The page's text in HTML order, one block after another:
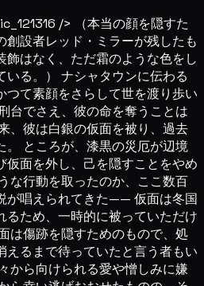
/> （本当の顔を隠すた
創設者レッド・ミラーが残したも
飾はなく、ただ霜のような色をし
いる。） ナシャタウンに伝わる
つて素顔をさらして世を渡り歩い
台でさえ、彼の命を奪うことは
、彼は白銀の仮面を被り、過去
。 ところが、漆黒の災厄が辺境
仮面を外し、己を隠すことをやめ
な行動を取ったのか、ここ数百
が唱えられてきた—— 仮面は冬国
るため、一時的に被っていただけ
は傷跡を隠すためのもので、処
えるまで待っていたと言う者もい
から向けられる愛や憎しみに嫌